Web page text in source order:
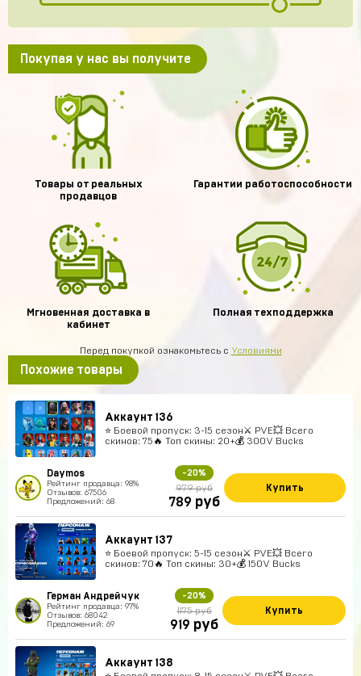
Покупая у нас вы получите
Товары от реальных
продавцов
Гарантии работоспособности
Мгновенная доставка в
кабинет
Полная техподдержка
Перед покупкой ознакомьтесь с Условиями
Похожие товары
Аккаунт 136
⭐️ Боевой пропуск: 3-15 сезон⚔️ PVE💥 Всего
скинов: 75🔥 Топ скины: 20+💰 300V Bucks
Daymos
Рейтинг продавца: 98%
Отзывов: 67506
Предложений: 68
-20%
979 руб
789 руб
Купить
Аккаунт 137
⭐️ Боевой пропуск: 5-15 сезон⚔️ PVE💥 Всего
скинов: 70🔥 Топ скины: 30+💰 150V Bucks
Герман Андрейчук
Рейтинг продавца: 97%
Отзывов: 68042
Предложений: 69
-20%
1175 руб
919 руб
Купить
Аккаунт 138